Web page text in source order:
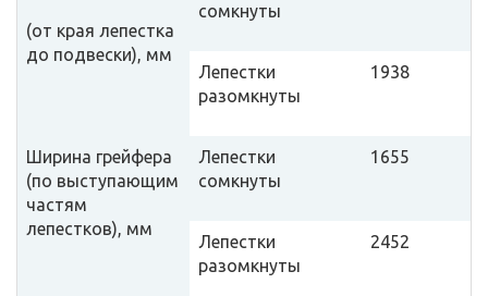
(от края лепестка
до подвески), мм
сомкнуты
Лепестки
разомкнуты
1938
Ширина грейфера
(по выступающим
частям
лепестков), мм
Лепестки
сомкнуты
1655
Лепестки
разомкнуты
2452